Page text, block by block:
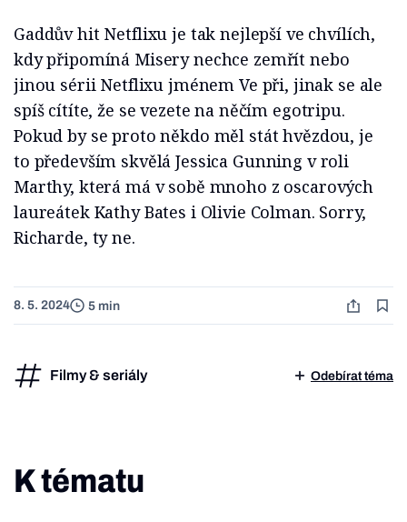
Gaddův hit Netflixu je tak nejlepší ve chvílích,
kdy připomíná Misery nechce zemřít nebo
jinou sérii Netflixu jménem Ve při, jinak se ale
spíš cítíte, že se vezete na něčím egotripu.
Pokud by se proto někdo měl stát hvězdou, je
to především skvělá Jessica Gunning v roli
Marthy, která má v sobě mnoho z oscarových
laureátek Kathy Bates i Olivie Colman. Sorry,
Richarde, ty ne.
8. 5. 2024 5 min
Filmy & seriály Odebírat téma
K tématu